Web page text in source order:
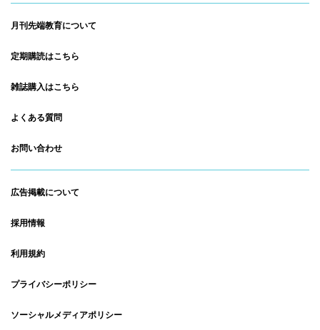
月刊先端教育について
定期購読はこちら
雑誌購入はこちら
よくある質問
お問い合わせ
広告掲載について
採用情報
利用規約
プライバシーポリシー
ソーシャルメディアポリシー